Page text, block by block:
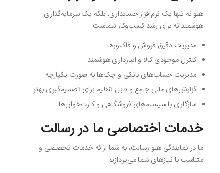
هلو نه تنها یک نرم‌افزار حسابداری، بلکه یک سرمایه‌گذاری
هوشمندانه برای رشد کسب‌وکار شماست.
مدیریت دقیق فروش و فاکتورها
کنترل موجودی کالا و انبارداری هوشمند
مدیریت حساب‌های بانکی و چک‌ها به صورت یکپارچه
گزارش‌های مالی جامع و قابل تنظیم برای تصمیم‌گیری بهتر
سازگاری با سیستم‌های فروشگاهی و کارت‌خوان‌ها
خدمات اختصاصی ما در رسالت
ما در نمایندگی هلو رسالت، به شما ارائه خدمات تخصصی و
متناسب با نیازهای شما می‌پردازیم.